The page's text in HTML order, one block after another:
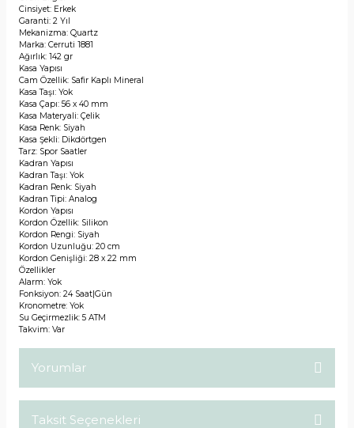
Cinsiyet: Erkek
Garanti: 2 Yıl
Mekanizma: Quartz
Marka: Cerruti 1881
Ağırlık: 142 gr
Kasa Yapısı
Cam Özellik: Safir Kaplı Mineral
Kasa Taşı: Yok
Kasa Çapı: 56 x 40 mm
Kasa Materyali: Çelik
Kasa Renk: Siyah
Kasa Şekli: Dikdörtgen
Tarz: Spor Saatler
Kadran Yapısı
Kadran Taşı: Yok
Kadran Renk: Siyah
Kadran Tipi: Analog
Kordon Yapısı
Kordon Özellik: Silikon
Kordon Rengi: Siyah
Kordon Uzunluğu: 20 cm
Kordon Genişliği: 28 x 22 mm
Özellikler
Alarm: Yok
Fonksiyon: 24 Saat|Gün
Kronometre: Yok
Su Geçirmezlik: 5 ATM
Takvim: Var
Yorumlar
Taksit Seçenekleri